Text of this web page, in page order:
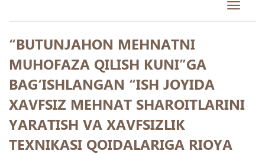
Toggle
“BUTUNJAHON MEHNATNI
MUHOFAZA QILISH KUNI”GA
BAG‘ISHLANGAN “ISH JOYIDA
XAVFSIZ MEHNAT SHAROITLARINI
YARATISH VA XAVFSIZLIK
TEXNIKASI QOIDALARIGA RIOYA